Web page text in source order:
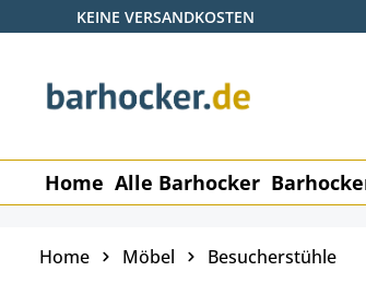
Hauptinhalt springen
Zur Suche springen
Zur Hauptnavigation springen
KEINE VERSANDKOSTEN
Home Alle Barhocker
Home Möbel Besucherstühle